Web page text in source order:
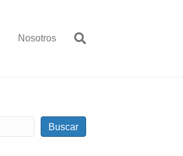
Nosotros
Buscar